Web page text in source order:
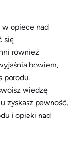
opiece nad
się
również
bowiem,
porodu.
wiedzę
zyskasz pewność,
i opieki nad